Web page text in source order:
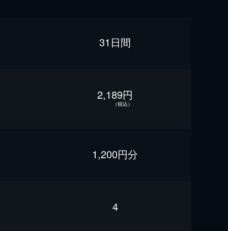
31日間
2,189円
（税込）
1,200円分
4